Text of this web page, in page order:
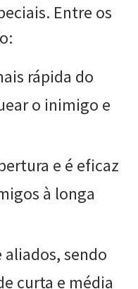
Entre os
rápida do
o inimigo e
e é eficaz
à longa
aliados, sendo
curta e média